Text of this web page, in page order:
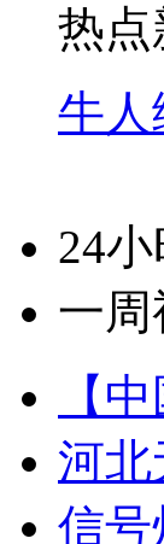
热点
牛人
24
一周
【
河北
信号